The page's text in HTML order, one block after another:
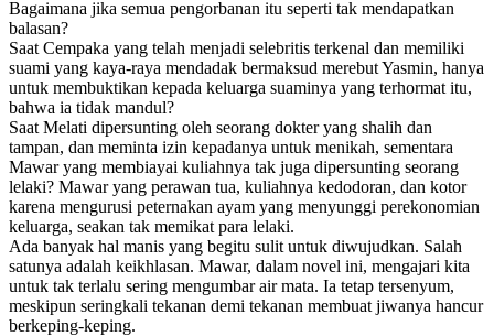
Bagaimana jika semua pengorbanan itu seperti tak mendapatkan
balasan?
Saat Cempaka yang telah menjadi selebritis terkenal dan memiliki
suami yang kaya-raya mendadak bermaksud merebut Yasmin, hanya
untuk membuktikan kepada keluarga suaminya yang terhormat itu,
bahwa ia tidak mandul?
Saat Melati dipersunting oleh seorang dokter yang shalih dan
tampan, dan meminta izin kepadanya untuk menikah, sementara
Mawar yang membiayai kuliahnya tak juga dipersunting seorang
lelaki? Mawar yang perawan tua, kuliahnya kedodoran, dan kotor
karena mengurusi peternakan ayam yang menyunggi perekonomian
keluarga, seakan tak memikat para lelaki.
Ada banyak hal manis yang begitu sulit untuk diwujudkan. Salah
satunya adalah keikhlasan. Mawar, dalam novel ini, mengajari kita
untuk tak terlalu sering mengumbar air mata. Ia tetap tersenyum,
meskipun seringkali tekanan demi tekanan membuat jiwanya hancur
berkeping-keping.